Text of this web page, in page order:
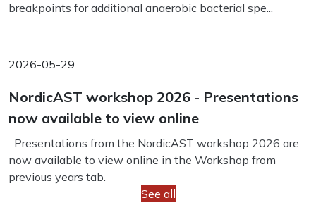
breakpoints for additional anaerobic bacterial spe...
2026-05-29
NordicAST workshop 2026 - Presentations
now available to view online
Presentations from the NordicAST workshop 2026 are
now available to view online in the Workshop from
previous years tab.
See all